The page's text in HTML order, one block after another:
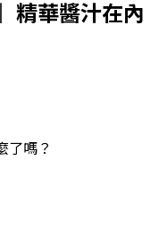
精華醬汁在內
了嗎？